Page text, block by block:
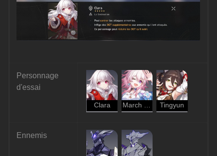
Personnage
d'essai
Clara March 7th Tingyun
Ennemis